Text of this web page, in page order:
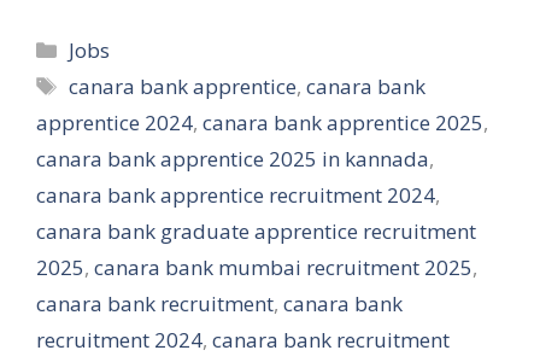
Categories
Jobs
Tags
canara bank apprentice,canara bank
apprentice 2024, canara bank apprentice 2025,
canara bank apprentice 2025 in kannada,
canara bank apprentice recruitment 2024,
canara bank graduate apprentice recruitment
2025, canara bank mumbai recruitment 2025,
canara bank recruitment, canara bank
recruitment 2024, canara bank recruitment